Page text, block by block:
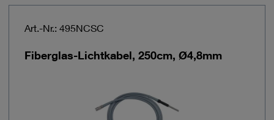
Art.-Nr.: 495NCSC
Fiberglas-Lichtkabel, 250cm, Ø4,8mm